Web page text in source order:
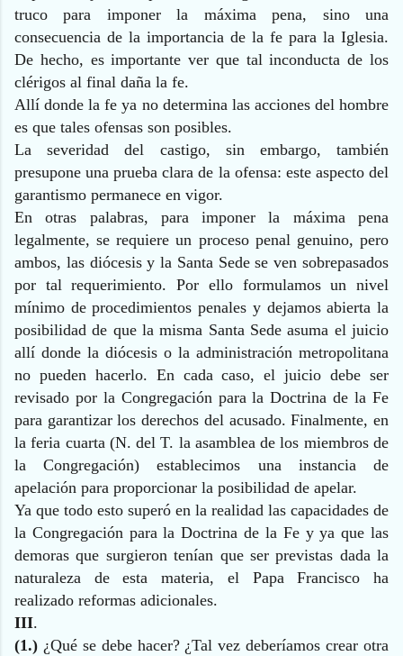
truco para imponer la máxima pena, sino una
consecuencia de la importancia de la fe para la Iglesia.
De hecho, es importante ver que tal inconducta de los
clérigos al final daña la fe.
Allí donde la fe ya no determina las acciones del hombre
es que tales ofensas son posibles.
La severidad del castigo, sin embargo, también
presupone una prueba clara de la ofensa: este aspecto del
garantismo permanece en vigor.
En otras palabras, para imponer la máxima pena
legalmente, se requiere un proceso penal genuino, pero
ambos, las diócesis y la Santa Sede se ven sobrepasados
por tal requerimiento. Por ello formulamos un nivel
mínimo de procedimientos penales y dejamos abierta la
posibilidad de que la misma Santa Sede asuma el juicio
allí donde la diócesis o la administración metropolitana
no pueden hacerlo. En cada caso, el juicio debe ser
revisado por la Congregación para la Doctrina de la Fe
para garantizar los derechos del acusado. Finalmente, en
la feria cuarta (N. del T. la asamblea de los miembros de
la Congregación) establecimos una instancia de
apelación para proporcionar la posibilidad de apelar.
Ya que todo esto superó en la realidad las capacidades de
la Congregación para la Doctrina de la Fe y ya que las
demoras que surgieron tenían que ser previstas dada la
naturaleza de esta materia, el Papa Francisco ha
realizado reformas adicionales.
III.
(1.) ¿Qué se debe hacer? ¿Tal vez deberíamos crear otra